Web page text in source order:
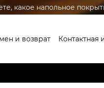
какое напольное
и возврат